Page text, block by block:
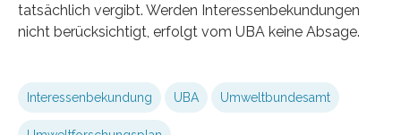
tatsächlich vergibt. Werden Interessenbekundungen
nicht berücksichtigt, erfolgt vom UBA keine Absage.
Interessenbekundung UBA Umweltbundesamt